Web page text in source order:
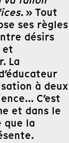
» Tout
ses règles
désirs
et
La
à deux
C’est
et dans le
que la